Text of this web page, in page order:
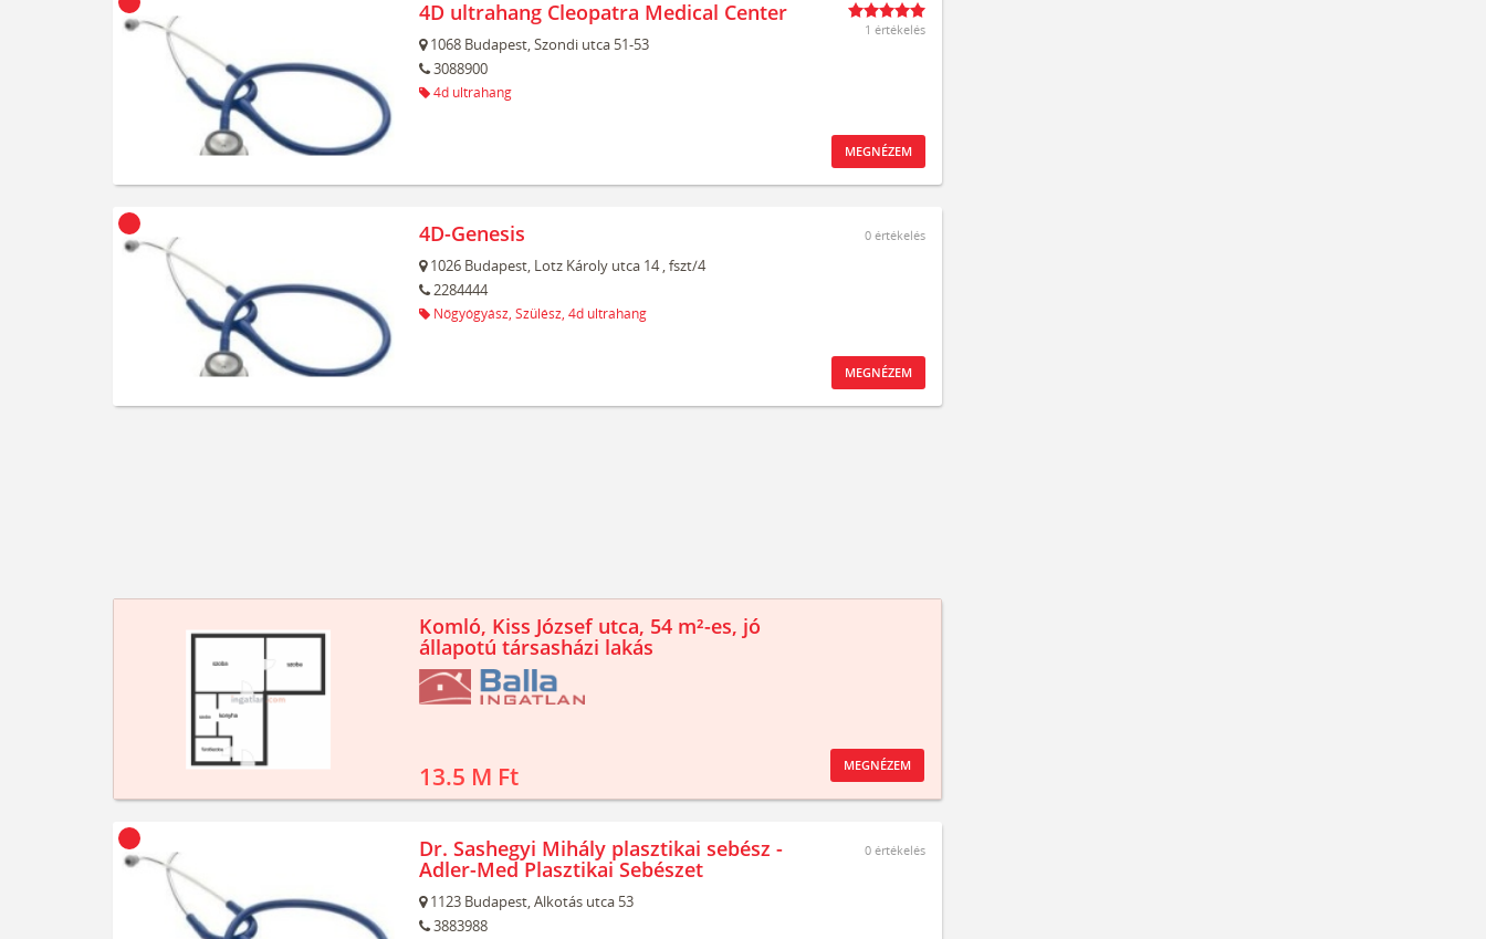
4D ultrahang Cleopatra Medical Center
1068 Budapest,Szondi utca 51-53
3088900
4d ultrahang
1 értékelés
MEGNÉZEM
4D-Genesis
1026 Budapest, Lotz Károly utca 14, fszt/4
2284444
Nőgyógyász, Szülész, 4d ultrahang
0 értékelés
MEGNÉZEM
Komló, Kiss József utca, 54 m²-es, jó
állapotú társasházi lakás
13.5 M Ft MEGNÉZEM
Dr. Sashegyi Mihály plasztikai sebész -
Adler-Med Plasztikai Sebészet
1123 Budapest,Alkotás utca 53
3883988
0 értékelés